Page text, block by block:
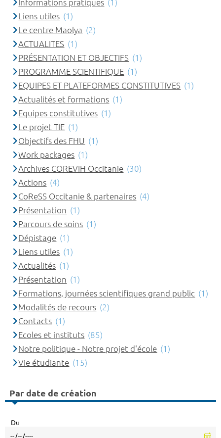
Informations pratiques (1)
Liens utiles (1)
Le centre Maolya (2)
ACTUALITES (1)
PRÉSENTATION ET OBJECTIFS (1)
PROGRAMME SCIENTIFIQUE (1)
EQUIPES ET PLATEFORMES CONSTITUTIVES (1)
Actualités et formations (1)
Equipes constitutives (1)
Le projet TIE (1)
Objectifs des FHU (1)
Work packages (1)
Archives COREVIH Occitanie (30)
Actions (4)
CoReSS Occitanie & partenaires (4)
Présentation (1)
Parcours de soins (1)
Dépistage (1)
Liens utiles (1)
Actualités (1)
Présentation (1)
Formations, journées scientifiques grand public (1)
Modalités de recours (2)
Contacts (1)
Ecoles et instituts (85)
Notre politique - Notre projet d'école (1)
Vie étudiante (15)
Par date de création
Du